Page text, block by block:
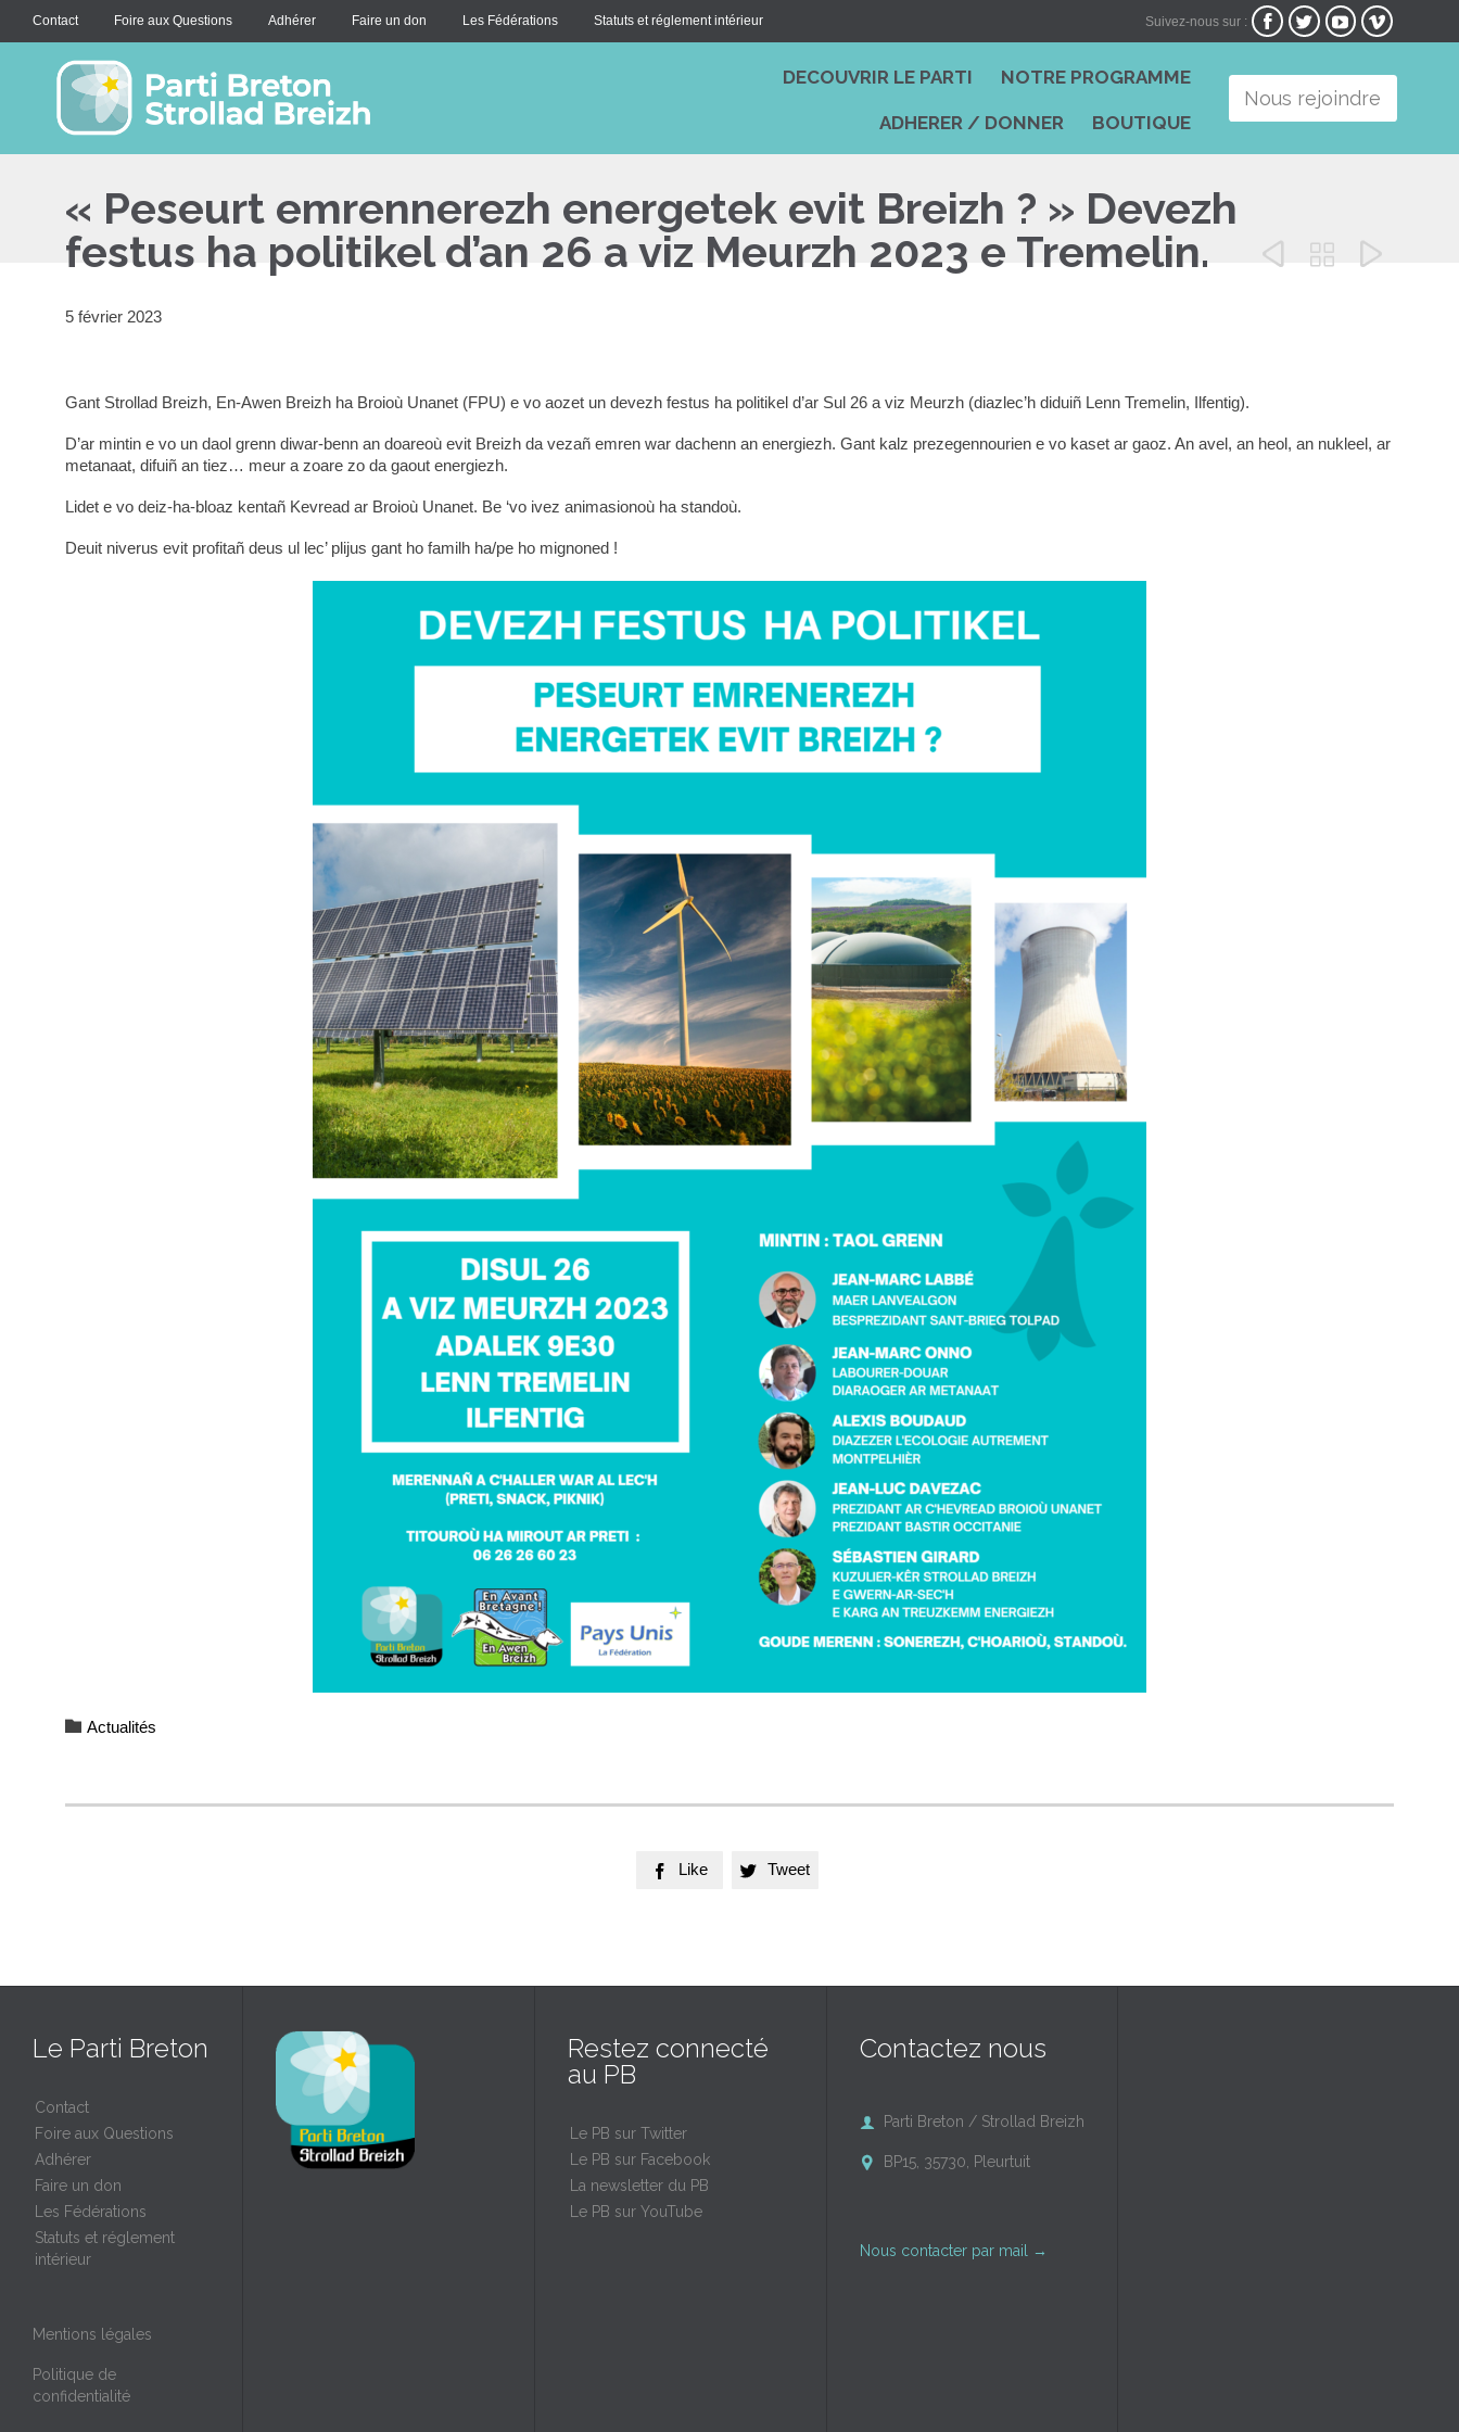
Contact Foire aux Questions Adhérer Faire un don Les Fédérations Statuts et réglement intérieur Suivez-nous sur :    
content
DECOUVRIR LE PARTI NOTRE PROGRAMME
ADHERER / DONNER BOUTIQUE
Nous rejoindre
« Peseurt emrennerezh energetek evit Breizh ? » Devezh
festus ha politikel d’an 26 a viz Meurzh 2023 e Tremelin.
  
5 février 2023
Gant Strollad Breizh, En-Awen Breizh ha Broioù Unanet (FPU) e vo aozet un devezh festus ha politikel d’ar Sul 26 a viz Meurzh (diazlec’h diduiñ Lenn Tremelin, Ilfentig).
D’ar mintin e vo un daol grenn diwar-benn an doareoù evit Breizh da vezañ emren war dachenn an energiezh. Gant kalz prezegennourien e vo kaset ar gaoz. An avel, an heol, an nukleel, ar
metanaat, difuiñ an tiez… meur a zoare zo da gaout energiezh.
Lidet e vo deiz-ha-bloaz kentañ Kevread ar Broioù Unanet. Be ‘vo ivez animasionoù ha standoù.
Deuit niverus evit profitañ deus ul lec’ plijus gant ho familh ha/pe ho mignoned !
 Category
Actualités
 Like  Tweet
Le Parti Breton
Contact
Foire aux Questions
Adhérer
Faire un don
Les Fédérations
Statuts et réglement
intérieur
Mentions légales
Politique de
confidentialité
Restez connecté
au PB
Le PB sur Twitter
Le PB sur Facebook
La newsletter du PB
Le PB sur YouTube
Contactez nous
 Parti Breton / Strollad Breizh
 BP15, 35730, Pleurtuit
Nous contacter par mail →